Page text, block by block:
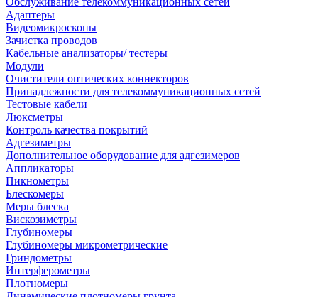
Адаптеры
Видеомикроскопы
Зачистка проводов
Кабельные анализаторы/ тестеры
Модули
Очистители оптических коннекторов
Принадлежности для телекоммуникационных сетей
Тестовые кабели
Люксметры
Контроль качества покрытий
Адгезиметры
Дополнительное оборудование для адгезимеров
Аппликаторы
Пикнометры
Блескомеры
Меры блеска
Вискозиметры
Глубиномеры
Глубиномеры микрометрические
Гриндометры
Интерферометры
Плотномеры